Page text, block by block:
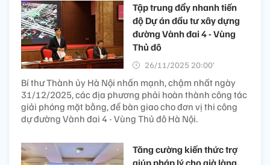
Tập trung đẩy nhanh tiến
độ Dự án đầu tư xây dựng
đường Vành đai 4 - Vùng
Thủ đô
26/11/2025 20:00’
Bí thư Thành ủy Hà Nội nhấn mạnh, chậm nhất ngày
31/12/2025, các địa phương phải hoàn thành công tác
giải phóng mặt bằng, để bàn giao cho đơn vị thi công
dự đường Vành đai 4 - Vùng Thủ đô Hà Nội.
Tăng cường kiến thức trợ
giúp pháp lý cho già làng,